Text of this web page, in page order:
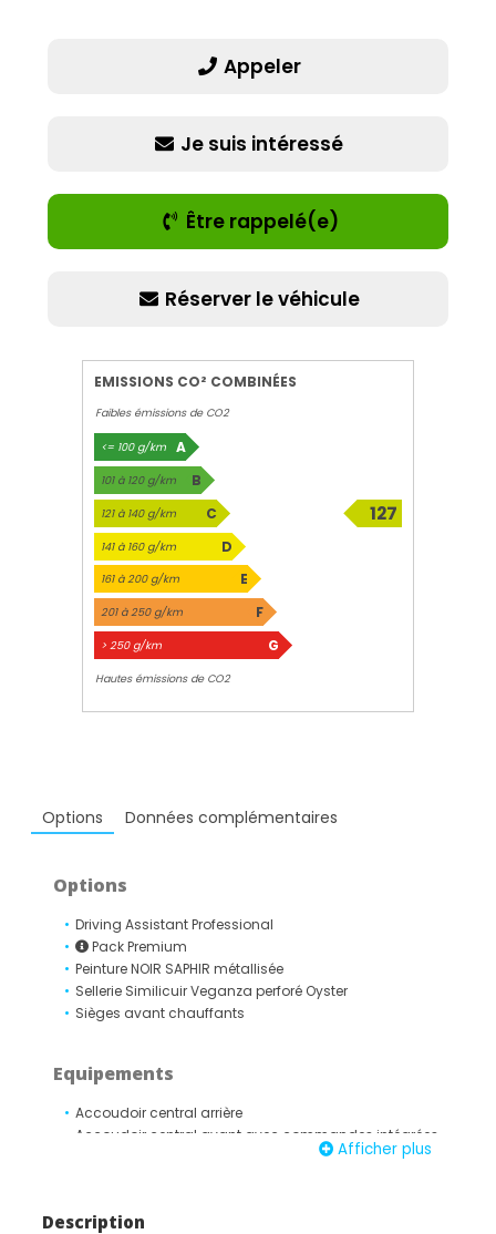
Options Données complémentaires
Options
Driving Assistant Professional
Pack Premium
Peinture NOIR SAPHIR métallisée
Sellerie Similicuir Veganza perforé Oyster
Sièges avant chauffants
Equipements
Accoudoir central arrière
Accoudoir central avant avec commandes intégrées
Airbags frontaux conducteur et passager
Afficher plus
Description
Appeler
Je suis intéressé
Être rappelé(e)
Réserver le véhicule
EMISSIONS CO² COMBINÉES
Faibles émissions de CO2
<= 100 g/km A
101 à 120 g/km B
121 à 140 g/km C
127
141 à 160 g/km D
161 à 200 g/km E
201 à 250 g/km F
> 250 g/km G
Hautes émissions de CO2